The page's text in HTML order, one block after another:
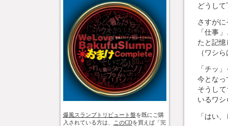
爆風スランプトリビュート盤を既にご購
入されている方は、
このCDを買えば「完
どうし
さすが
「仕事
たと記
（ワシ
「チッ
今となっ
そうし
いるワ
「はい